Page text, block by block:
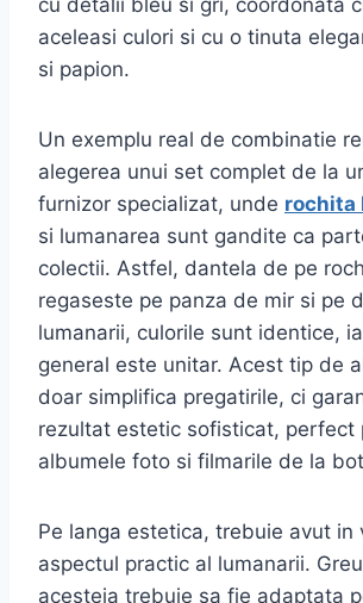
aceleasi culori si cu o tinuta
si papion.
Un exemplu real de combinatie
alegerea unui set complet de la
furnizor specializat, unde rochita
si lumanarea sunt gandite ca
colectii. Astfel, dantela de pe
regaseste pe panza de mir si pe
lumanarii, culorile sunt identice,
general este unitar. Acest tip de
doar simplifica pregatirile, ci
rezultat estetic sofisticat, perfect
albumele foto si filmarile de la
Pe langa estetica, trebuie avut in
aspectul practic al lumanarii.
acesteia trebuie sa fie adaptata